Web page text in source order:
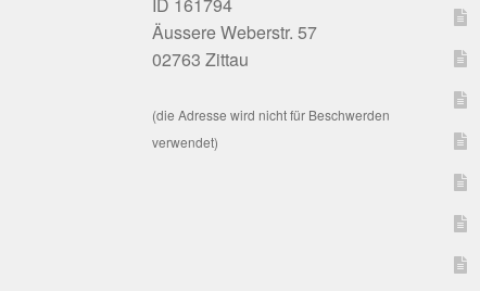
ID 161794
Äussere Weberstr. 57
02763 Zittau
(die Adresse wird nicht für Beschwerden
verwendet)